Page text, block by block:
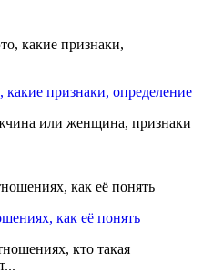
признаки, определение
или женщина, признаки
как её понять
кто такая